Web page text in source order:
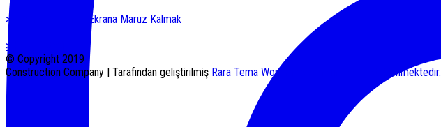
> 0-6 Yaş Arasında Ekrana Maruz Kalmak
> Kata Listesi
© Copyright 2019
Construction Company | Tarafından geliştirilmiş Rara Tema WordPress tarafından desteklenmektedir.